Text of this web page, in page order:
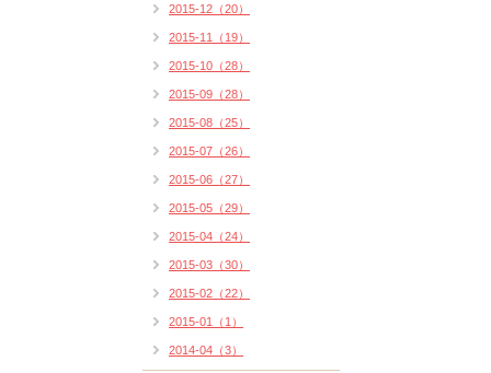
2015-12（20）
2015-11（19）
2015-10（28）
2015-09（28）
2015-08（25）
2015-07（26）
2015-06（27）
2015-05（29）
2015-04（24）
2015-03（30）
2015-02（22）
2015-01（1）
2014-04（3）